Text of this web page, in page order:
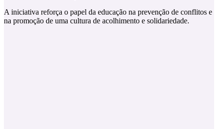
A iniciativa reforça o papel da educação na prevenção de conflitos e
na promoção de uma cultura de acolhimento e solidariedade.